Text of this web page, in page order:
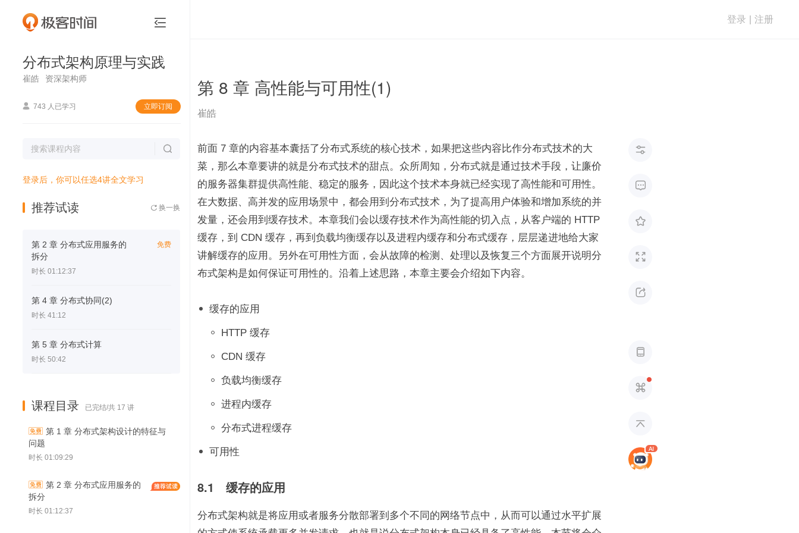

分布式架构原理与实践
崔皓 资深架构师
 743 人已学习 立即订阅

登录后，你可以任选4讲全文学习
推荐试读  换一换
第 2 章 分布式应用服务的
拆分
时长 01:12:37
免费
第 4 章 分布式协同(2)
时长 41:12
第 5 章 分布式计算
时长 50:42
课程目录 已完结/共 17 讲
第 1 章 分布式架构设计的特征与
问题
时长 01:09:29
第 2 章 分布式应用服务的
拆分
时长 01:12:37
 分布式架构原理与实践 登录 注册
第 8 章 高性能与可用性(1)
崔皓
前面 7 章的内容基本囊括了分布式系统的核心技术，如果把这些内容比作分布式技术的大
菜，那么本章要讲的就是分布式技术的甜点。众所周知，分布式就是通过技术手段，让廉价
的服务器集群提供高性能、稳定的服务，因此这个技术本身就已经实现了高性能和可用性。
在大数据、高并发的应用场景中，都会用到分布式技术，为了提高用户体验和增加系统的并
发量，还会用到缓存技术。本章我们会以缓存技术作为高性能的切入点，从客户端的 HTTP
缓存，到 CDN 缓存，再到负载均衡缓存以及进程内缓存和分布式缓存，层层递进地给大家
讲解缓存的应用。另外在可用性方面，会从故障的检测、处理以及恢复三个方面展开说明分
布式架构是如何保证可用性的。沿着上述思路，本章主要会介绍如下内容。
缓存的应用
HTTP 缓存
CDN 缓存
负载均衡缓存
进程内缓存
分布式进程缓存
可用性
8.1　缓存的应用
分布式架构就是将应用或者服务分散部署到多个不同的网络节点中，从而可以通过水平扩展







